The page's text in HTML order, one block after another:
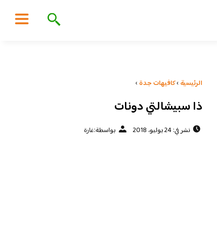
الرئيسية ›كافيهات جدة ›
ذا سبيشالتي دونات
نشر في: 24 يوليو، 2018 بواسطة:غارة